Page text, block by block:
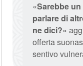
«Sarebbe
parlare di
ne dici?»
offerta
sentivo